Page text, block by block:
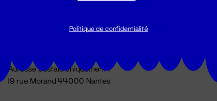
Du lundi au vendredi 14h → 18h
Adresse postale uniquement :
19 rue Morand 44000 Nantes
Politique de confidentialité